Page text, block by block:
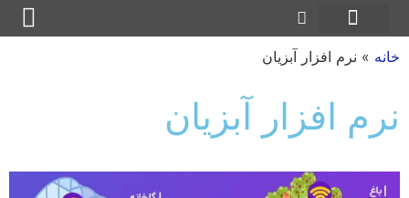
خانه » نرم افزار آبزیان
نرم افزار آبزیان